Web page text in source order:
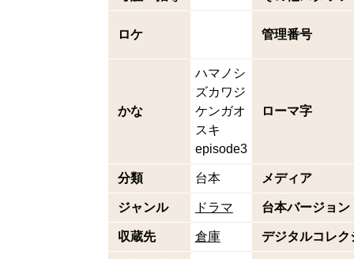
ロケ 管理番号
かな
ハマノシ
ズカワジ
ケンガオ
スキ
episode3
ローマ字
分類 台本 メディア
ジャンル ドラマ 台本バージョン
収蔵先 倉庫 デジタルコレク